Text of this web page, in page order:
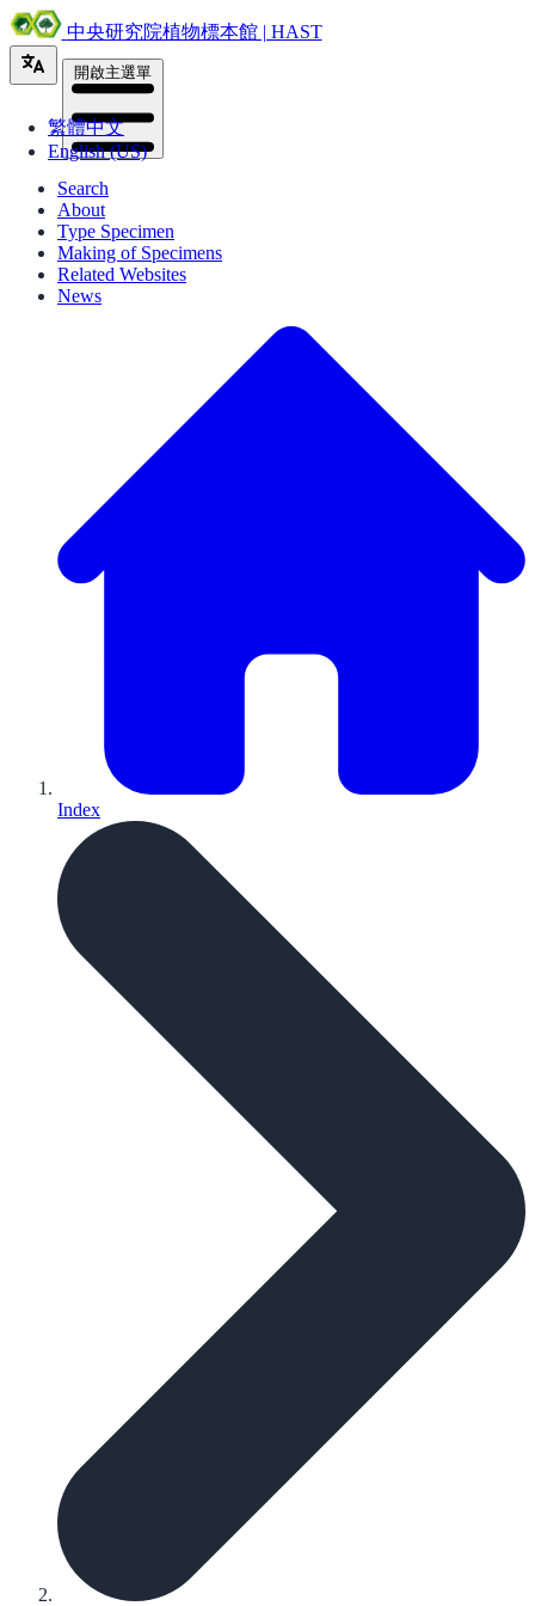
中央研究院植物標本館 | HAST
繁體中文
English (US)
開啟主選單
Search
About
Type Specimen
Making of Specimens
Related Websites
News
Index